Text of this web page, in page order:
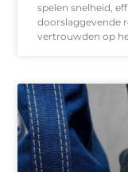
spelen snelheid,
doorslaggevende
vertrouwden op